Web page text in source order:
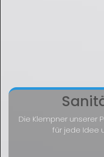
Die Klempner unserer
für jede Idee